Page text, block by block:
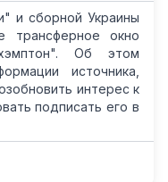
и сборной Украины
трансферное окно
Об этом
источника,
интерес к
подписать его в